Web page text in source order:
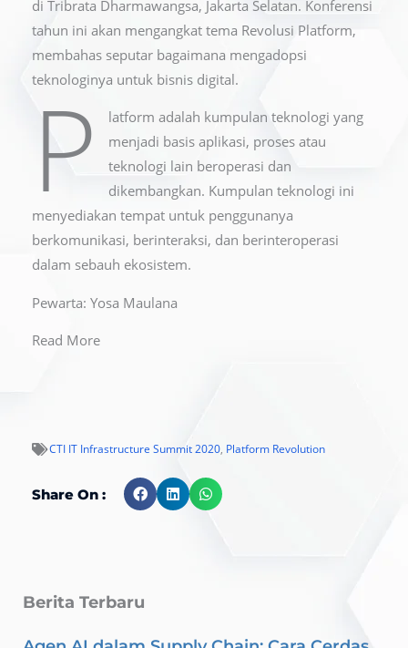
di Tribrata Dharmawangsa, Jakarta Selatan. Konferensi
tahun ini akan mengangkat tema Revolusi Platform,
membahas seputar bagaimana mengadopsi
teknologinya untuk bisnis digital.
P
latform adalah kumpulan teknologi yang
menjadi basis aplikasi, proses atau
teknologi lain beroperasi dan
dikembangkan. Kumpulan teknologi ini
menyediakan tempat untuk penggunanya
berkomunikasi, berinteraksi, dan berinteroperasi
dalam sebauh ekosistem.
Pewarta: Yosa Maulana
Read More
CTI IT Infrastructure Summit 2020, Platform Revolution
Share On :
Berita Terbaru